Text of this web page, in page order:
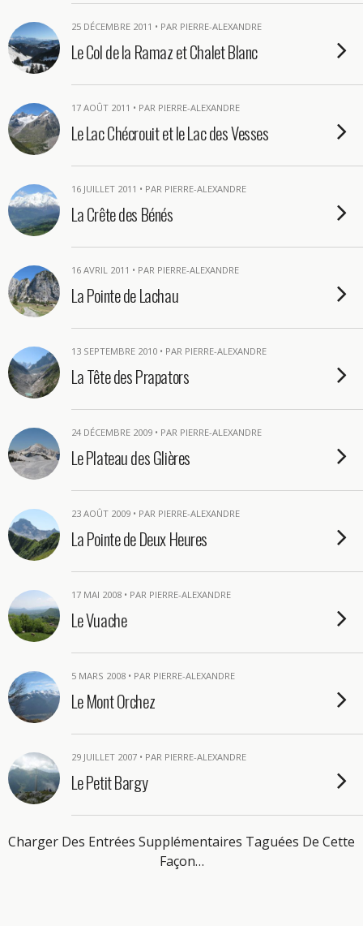
25 DÉCEMBRE 2011 • PAR PIERRE-ALEXANDRE
Le Col de la Ramaz et Chalet Blanc
17 AOÛT 2011 • PAR PIERRE-ALEXANDRE
Le Lac Chécrouit et le Lac des Vesses
16 JUILLET 2011 • PAR PIERRE-ALEXANDRE
La Crête des Bénés
16 AVRIL 2011 • PAR PIERRE-ALEXANDRE
La Pointe de Lachau
13 SEPTEMBRE 2010 • PAR PIERRE-ALEXANDRE
La Tête des Prapators
24 DÉCEMBRE 2009 • PAR PIERRE-ALEXANDRE
Le Plateau des Glières
23 AOÛT 2009 • PAR PIERRE-ALEXANDRE
La Pointe de Deux Heures
17 MAI 2008 • PAR PIERRE-ALEXANDRE
Le Vuache
5 MARS 2008 • PAR PIERRE-ALEXANDRE
Le Mont Orchez
29 JUILLET 2007 • PAR PIERRE-ALEXANDRE
Le Petit Bargy
Charger Des Entrées Supplémentaires Taguées De Cette
Façon…